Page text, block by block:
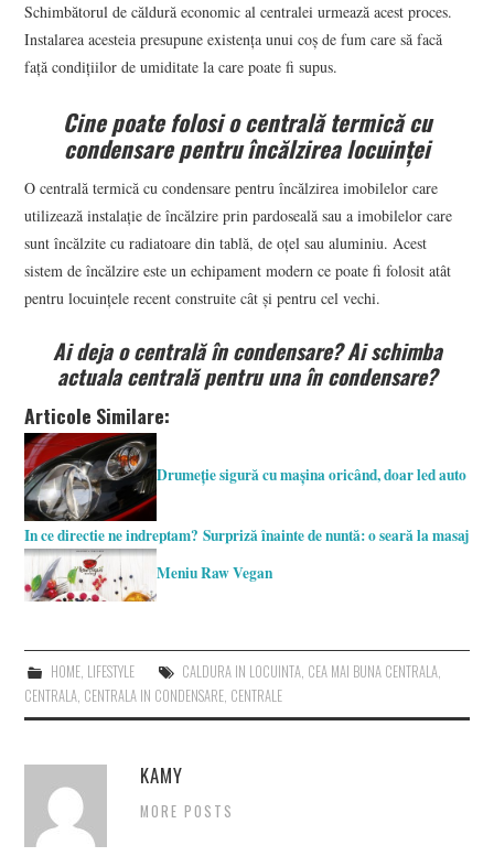
Schimbătorul de căldură economic al centralei urmează acest proces.
Instalarea acesteia presupune existența unui coș de fum care să facă
față condițiilor de umiditate la care poate fi supus.
Cine poate folosi o centrală termică cu
condensare pentru încălzirea locuinței
O centrală termică cu condensare pentru încălzirea imobilelor care
utilizează instalație de încălzire prin pardoseală sau a imobilelor care
sunt încălzite cu radiatoare din tablă, de oțel sau aluminiu. Acest
sistem de încălzire este un echipament modern ce poate fi folosit atât
pentru locuințele recent construite cât și pentru cel vechi.
Ai deja o centrală în condensare? Ai schimba
actuala centrală pentru una în condensare?
Articole Similare:
Drumeție sigură cu mașina oricând, doar led auto
In ce directie ne indreptam? Surpriză înainte de nuntă: o seară la masaj
Meniu Raw Vegan
HOME, LIFESTYLE CALDURA IN LOCUINTA, CEA MAI BUNA CENTRALA,
CENTRALA, CENTRALA IN CONDENSARE, CENTRALE
KAMY
MORE POSTS